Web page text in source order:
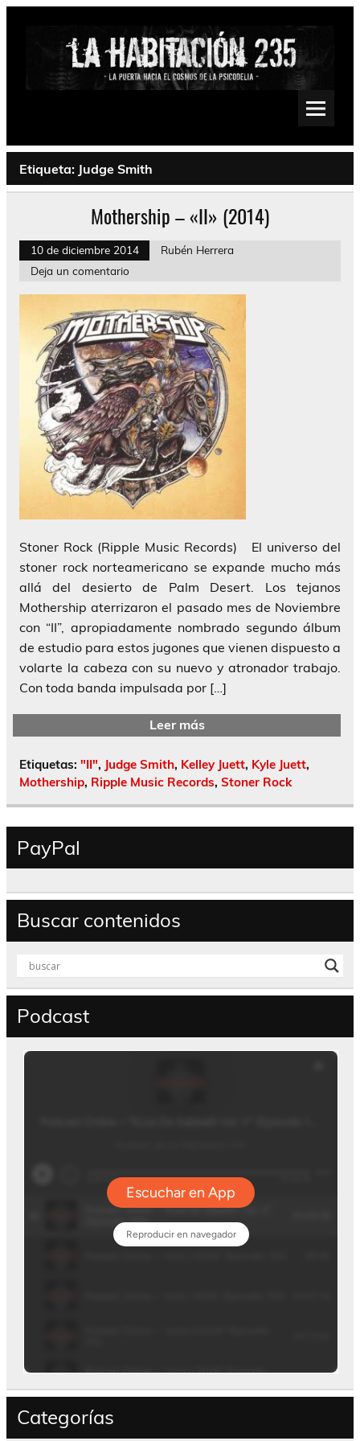
Saltar
Psychedelic, Stoner, Doom, Sludge, Fuzz, Space, Drone
Etiqueta: Judge Smith
Mothership – «II» (2014)
10 de diciembre 2014
Rubén Herrera
Deja un comentario
Stoner Rock (Ripple Music Records) El universo del
stoner rock norteamericano se expande mucho más
allá del desierto de Palm Desert. Los tejanos
Mothership aterrizaron el pasado mes de Noviembre
con “II”, apropiadamente nombrado segundo álbum
de estudio para estos jugones que vienen dispuesto a
volarte la cabeza con su nuevo y atronador trabajo.
Con toda banda impulsada por […]
Leer más
Etiquetas: "II", Judge Smith, Kelley Juett, Kyle Juett,
Mothership, Ripple Music Records, Stoner Rock
PayPal
Buscar contenidos
Podcast
Categorías